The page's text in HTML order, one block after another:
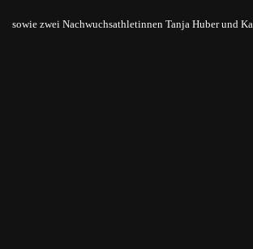
sowie zwei Nachwuchsathletinnen Tanja Huber und